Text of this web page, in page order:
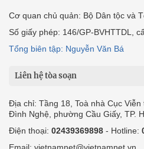
Cơ quan chủ quản: Bộ Dân tộc và
Số giấy phép: 146/GP-BVHTTDL,
Tổng biên tập: Nguyễn Văn Bá
Liên hệ tòa soạn
Địa chỉ: Tầng 18, Toà nhà Cục
Đình Nghệ, phường Cầu Giấy, TP.
Điện thoại: 02439369898 - Hotline:
Email: vietnamnet@vietnamnet.vn